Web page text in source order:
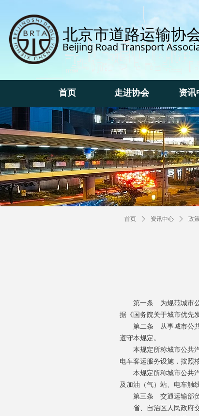
北京市道路运输协
Beijing Road Transport
ꂃ
首页
首页
走进协会
走进协会
资讯
资讯
首页 ꄲ 资讯中心 ꄲ 政
第一条 为规范城市公共
据《国务院关于城市优先
第二条 从事城市公共汽
遵守本规定。
本规定所称城市公共汽
电车客运服务设施，按照
本规定所称城市公共汽
及加油（气）站、电车触
第三条 交通运输部负
省、自治区人民政府交